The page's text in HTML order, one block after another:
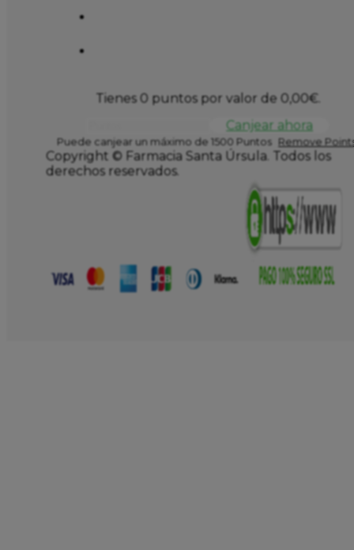
Tienes 0 puntos por valor de 0,00€.
Canjear ahora
Puede canjear un máximo de 1500 Puntos Remove
Copyright © Farmacia Santa Úrsula. Todos los
derechos reservados.